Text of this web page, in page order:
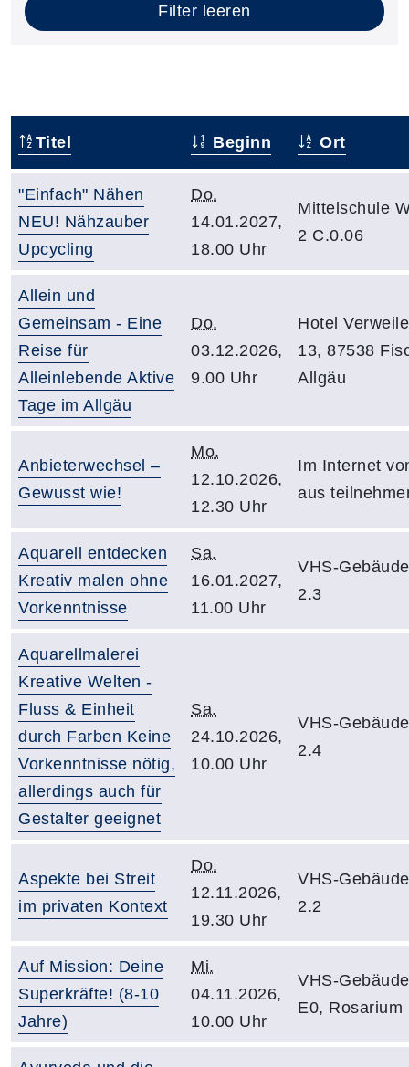
Filter leeren
Titel Beginn Ort
"Einfach" Nähen
NEU! Nähzauber
Upcycling
Do.
14.01.2027,
18.00 Uhr
Mittelschule
2 C.0.06
Allein und
Gemeinsam - Eine
Reise für
Alleinlebende Aktive
Tage im Allgäu
Do.
03.12.2026,
9.00 Uhr
Hotel
13, 87538
Allgäu
Anbieterwechsel –
Gewusst wie!
Mo.
12.10.2026,
12.30 Uhr
Im Internet
aus
Aquarell entdecken
Kreativ malen ohne
Vorkenntnisse
Sa.
16.01.2027,
11.00 Uhr
VHS-
2.3
Aquarellmalerei
Kreative Welten -
Fluss & Einheit
durch Farben Keine
Vorkenntnisse nötig,
allerdings auch für
Gestalter geeignet
Sa.
24.10.2026,
10.00 Uhr
VHS-
2.4
Aspekte bei Streit
im privaten Kontext
Do.
12.11.2026,
19.30 Uhr
VHS-
2.2
Auf Mission: Deine
Superkräfte! (8-10
Jahre)
Mi.
04.11.2026,
10.00 Uhr
VHS-
E0, Rosarium